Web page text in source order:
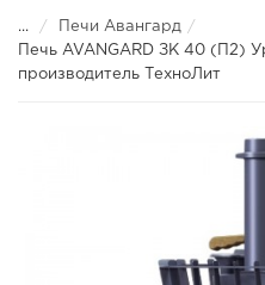
...
Печи Авангард
Печь AVANGARD ЗК 40 (П2)
производитель ТехноЛит